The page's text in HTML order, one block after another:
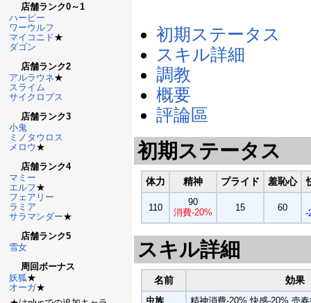
初期ステータス
スキル詳細
調教
概要
評論區
初期ステータス
体力 精神 プライド 羞恥心
110
90
消費-20%
15 60
-
スキル詳細
名前 効果
虫族
精神消費-20%,快感-20%,売
店舗ランク0～1
ハーピー
ワーウルフ
マイコニド★
ダゴン
店舗ランク2
アルラウネ★
スライム
サイクロプス
店舗ランク3
小鬼
ミノタウロス
メロウ ★
店舗ランク4
マミー
エルフ★
フェアリー
ラミア
サラマンダー★
店舗ランク5
雪女
周回ボーナス
妖狐★
オーガ★